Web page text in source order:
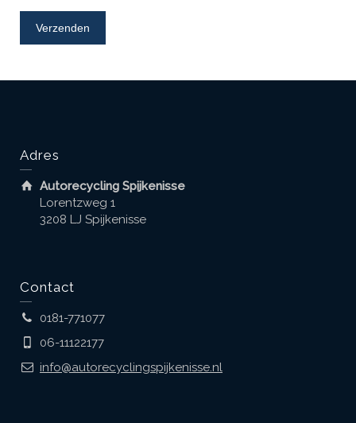
Adres
Autorecycling Spijkenisse
Lorentzweg 1
3208 LJ Spijkenisse
Contact
0181-771077
06-11122177
info@autorecyclingspijkenisse.nl